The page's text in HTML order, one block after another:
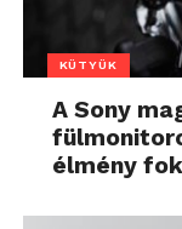
KÜTYÜK
A Sony
élmény